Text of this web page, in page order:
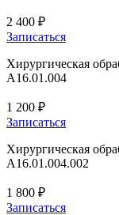
2 400 ₽
Записаться
Хирургическая
A16.01.004
1 200 ₽
Записаться
Хирургическая
А16.01.004.002
1 800 ₽
Записаться